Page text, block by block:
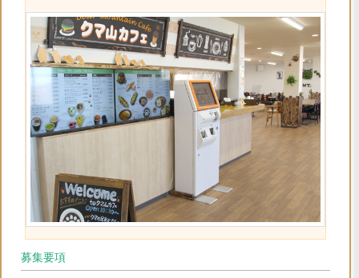
募集要項